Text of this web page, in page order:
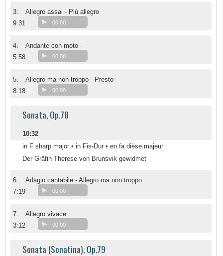
3.
Allegro assai - Più allegro
9:31
00:00
4.
Andante con moto -
5:58
00:00
5.
Allegro ma non troppo - Presto
8:18
00:00
Sonata, Op.78
10:32
in F sharp major • in Fis-Dur • en fa dièse majeur
Der Gräfin Therese von Brunsvik gewidmet
6.
Adagio cantabile - Allegro ma non troppo
7:19
00:00
7.
Allegro vivace
3:12
00:00
Sonata (Sonatina), Op.79